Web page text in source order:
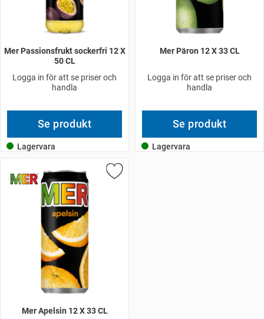
Mer Passionsfrukt sockerfri 12 X
50 CL
Logga in för att se priser och
handla
Se produkt
Lagervara
Mer Päron 12 X 33 CL
Logga in för att se priser och
handla
Se produkt
Lagervara
Mer Apelsin 12 X 33 CL